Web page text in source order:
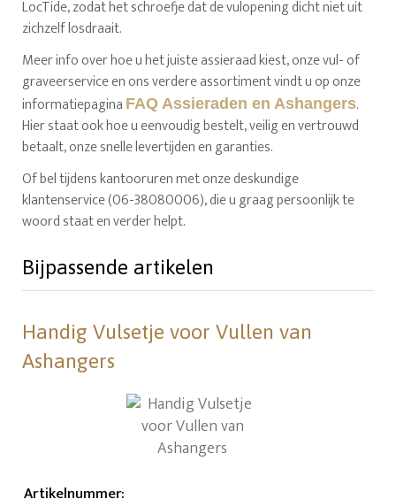
LocTide, zodat het schroefje dat de vulopening dicht niet uit
zichzelf losdraait.
Meer info over hoe u het juiste assieraad kiest, onze vul- of
graveerservice en ons verdere assortiment vindt u op onze
informatiepagina FAQ Assieraden en Ashangers.
Hier staat ook hoe u eenvoudig bestelt, veilig en vertrouwd
betaalt, onze snelle levertijden en garanties.
Of bel tijdens kantooruren met onze deskundige
klantenservice (06-38080006), die u graag persoonlijk te
woord staat en verder helpt.
Bijpassende artikelen
Handig Vulsetje voor Vullen van
Ashangers
Artikelnummer: